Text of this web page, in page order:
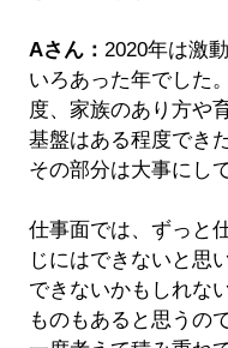
Aさん： 2020年は激
いろあった年でした
度、家族のあり方や
基盤はある程度でき
その部分は大事にし
仕事面では、ずっと
じにはできないと思
できないかもしれな
ものもあると思うの